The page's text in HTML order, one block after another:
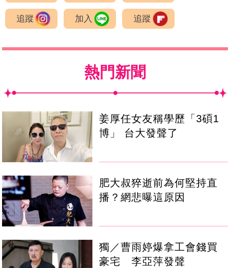
追蹤 加入 追蹤
熱門新聞
姜厚任女友稱學歷「3碩1
博」 台大發聲了
肥大叔猝逝前為何堅持直
播？網悲曝這原因
獨／曹雨婷爆拿工會錢買
豪宅 李亞萍發聲